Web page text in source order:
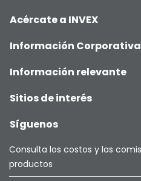
Acércate a INVEX
Información Corporativa
Información relevante
Sitios de interés
Síguenos
Consulta los costos y las
productos